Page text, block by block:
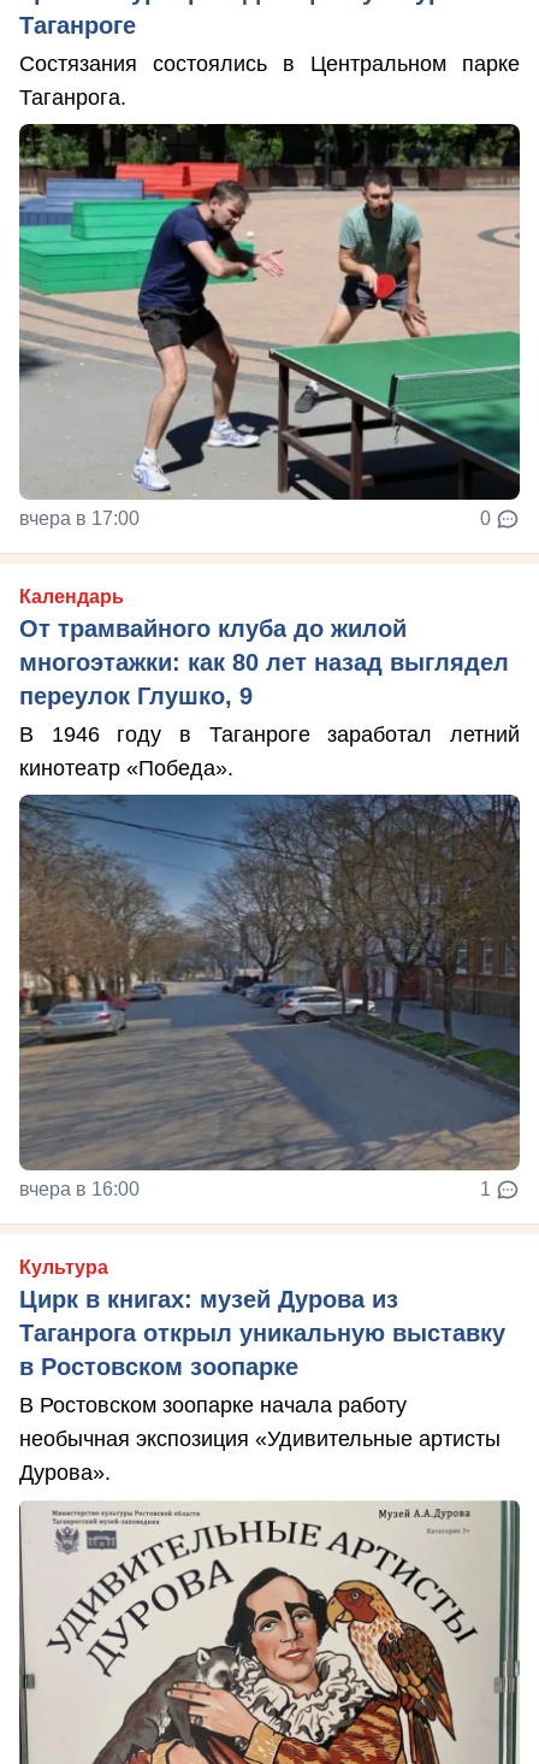
Таганроге
Состязания состоялись в Центральном парке
Таганрога.
вчера в 17:00 0
Календарь
От трамвайного клуба до жилой
многоэтажки: как 80 лет назад выглядел
переулок Глушко, 9
В 1946 году в Таганроге заработал летний
кинотеатр «Победа».
вчера в 16:00 1
Культура
Цирк в книгах: музей Дурова из
Таганрога открыл уникальную выставку
в Ростовском зоопарке
В Ростовском зоопарке начала работу
необычная экспозиция «Удивительные артисты
Дурова».